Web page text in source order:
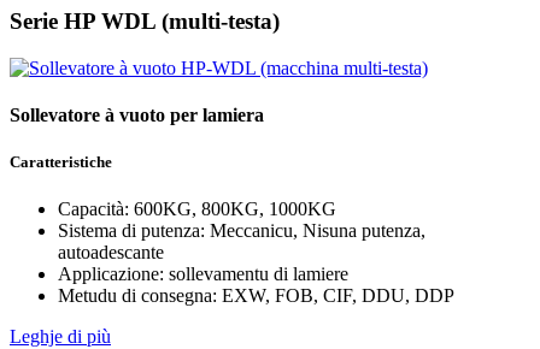
Serie HP WDL (multi-testa)
Sollevatore à vuoto per lamiera
Caratteristiche
Capacità: 600KG, 800KG, 1000KG
Sistema di putenza: Meccanicu, Nisuna putenza,
autoadescante
Applicazione: sollevamentu di lamiere
Metudu di consegna: EXW, FOB, CIF, DDU, DDP
Leghje di più